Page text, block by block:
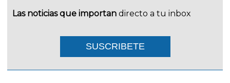
Las noticias que importan directo a tu inbox
SUSCRIBETE